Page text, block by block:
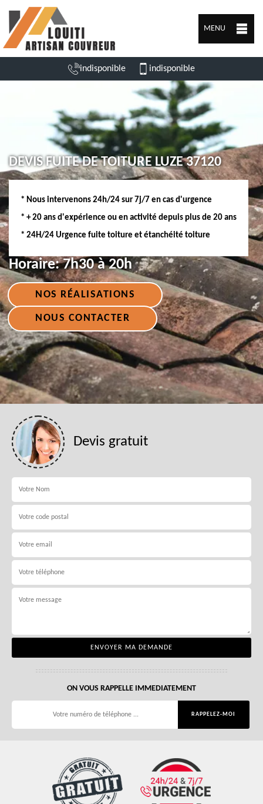
MENU
indisponible indisponible
DEVIS FUITE DE TOITURE LUZE 37120
* Nous intervenons 24h/24 sur 7j/7 en cas d'urgence
* + 20 ans d'expérience ou en activité depuis plus de 20 ans
* 24H/24 Urgence fuite toiture et étanchéité toiture
Horaire:7h30 à 20h
NOS RÉALISATIONS
NOUS CONTACTER
Devis gratuit
ON VOUS RAPPELLE IMMEDIATEMENT